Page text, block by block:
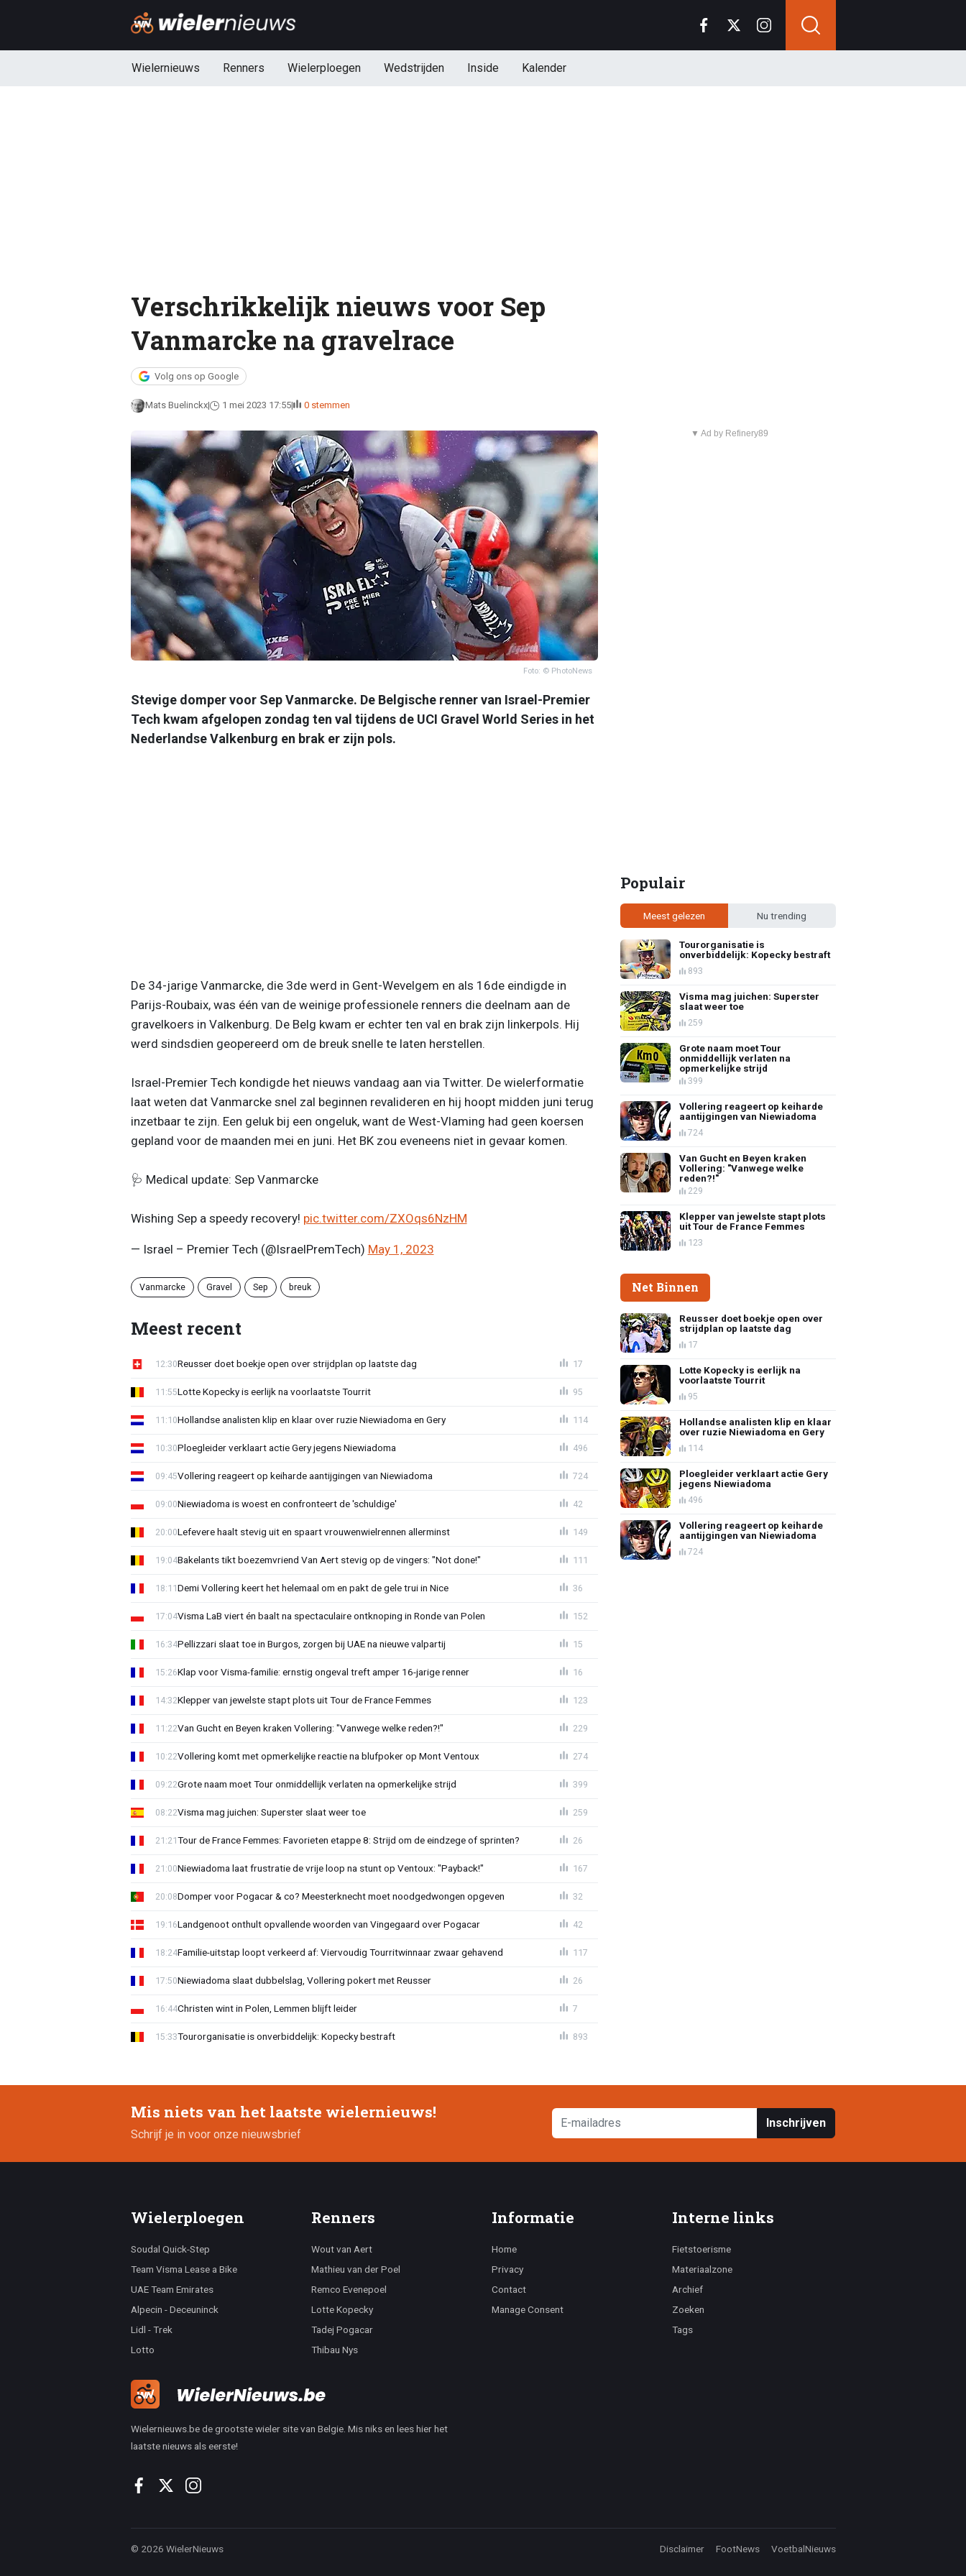
Wielernieuws Renners Wielerploegen Wedstrijden Inside Kalender
Verschrikkelijk nieuws voor Sep
Vanmarcke na gravelrace
Volg ons op Google
Mats Buelinckx 1 mei 2023 17:55 0 stemmen
Foto: © PhotoNews
Stevige domper voor Sep Vanmarcke. De Belgische renner van Israel-Premier
Tech kwam afgelopen zondag ten val tijdens de UCI Gravel World Series in het
Nederlandse Valkenburg en brak er zijn pols.
De 34-jarige Vanmarcke, die 3de werd in Gent-Wevelgem en als 16de eindigde in
Parijs-Roubaix, was één van de weinige professionele renners die deelnam aan de
gravelkoers in Valkenburg. De Belg kwam er echter ten val en brak zijn linkerpols. Hij
werd sindsdien geopereerd om de breuk snelle te laten herstellen.
Israel-Premier Tech kondigde het nieuws vandaag aan via Twitter. De wielerformatie
laat weten dat Vanmarcke snel zal beginnen revalideren en hij hoopt midden juni terug
inzetbaar te zijn. Een geluk bij een ongeluk, want de West-Vlaming had geen koersen
gepland voor de maanden mei en juni. Het BK zou eveneens niet in gevaar komen.
🩺 Medical update: Sep Vanmarcke
Wishing Sep a speedy recovery! pic.twitter.com/ZXOqs6NzHM
— Israel – Premier Tech (@IsraelPremTech) May 1, 2023
Vanmarcke Gravel Sep breuk
Meest recent
Reusser doet boekje open over strijdplan op laatste dag
12:30 17
Lotte Kopecky is eerlijk na voorlaatste Tourrit
11:55 95
Hollandse analisten klip en klaar over ruzie Niewiadoma en Gery
11:10 114
Ploegleider verklaart actie Gery jegens Niewiadoma
10:30 496
Vollering reageert op keiharde aantijgingen van Niewiadoma
09:45 724
Niewiadoma is woest en confronteert de 'schuldige'
09:00 42
Lefevere haalt stevig uit en spaart vrouwenwielrennen allerminst
20:00 149
Bakelants tikt boezemvriend Van Aert stevig op de vingers: "Not done!"
19:04 111
Demi Vollering keert het helemaal om en pakt de gele trui in Nice
18:11 36
Visma LaB viert én baalt na spectaculaire ontknoping in Ronde van Polen
17:04 152
Pellizzari slaat toe in Burgos, zorgen bij UAE na nieuwe valpartij
16:34 15
Klap voor Visma-familie: ernstig ongeval treft amper 16-jarige renner
15:26 16
Klepper van jewelste stapt plots uit Tour de France Femmes
14:32 123
Van Gucht en Beyen kraken Vollering: "Vanwege welke reden?!"
11:22 229
Vollering komt met opmerkelijke reactie na blufpoker op Mont Ventoux
10:22 274
Grote naam moet Tour onmiddellijk verlaten na opmerkelijke strijd
09:22 399
Visma mag juichen: Superster slaat weer toe
08:22 259
Tour de France Femmes: Favorieten etappe 8: Strijd om de eindzege of sprinten?
21:21 26
Niewiadoma laat frustratie de vrije loop na stunt op Ventoux: "Payback!"
21:00 167
Domper voor Pogacar & co? Meesterknecht moet noodgedwongen opgeven
20:08 32
Landgenoot onthult opvallende woorden van Vingegaard over Pogacar
19:16 42
Familie-uitstap loopt verkeerd af: Viervoudig Tourritwinnaar zwaar gehavend
18:24 117
Niewiadoma slaat dubbelslag, Vollering pokert met Reusser
17:50 26
Christen wint in Polen, Lemmen blijft leider
16:44 7
Tourorganisatie is onverbiddelijk: Kopecky bestraft
15:33 893
▼ Ad by Refinery89
Populair
Meest gelezen Nu trending
Tourorganisatie is
onverbiddelijk: Kopecky bestraft
893
Visma mag juichen: Superster
slaat weer toe
259
Grote naam moet Tour
onmiddellijk verlaten na
opmerkelijke strijd
399
Vollering reageert op keiharde
aantijgingen van Niewiadoma
724
Van Gucht en Beyen kraken
Vollering: "Vanwege welke
reden?!"
229
Klepper van jewelste stapt plots
uit Tour de France Femmes
123
Net Binnen
Reusser doet boekje open over
strijdplan op laatste dag
17
Lotte Kopecky is eerlijk na
voorlaatste Tourrit
95
Hollandse analisten klip en klaar
over ruzie Niewiadoma en Gery
114
Ploegleider verklaart actie Gery
jegens Niewiadoma
496
Vollering reageert op keiharde
aantijgingen van Niewiadoma
724
Mis niets van het laatste wielernieuws!
Schrijf je in voor onze nieuwsbrief
Inschrijven
Wielerploegen
Soudal Quick-Step
Team Visma Lease a Bike
UAE Team Emirates
Alpecin - Deceuninck
Lidl - Trek
Lotto
Renners
Wout van Aert
Mathieu van der Poel
Remco Evenepoel
Lotte Kopecky
Tadej Pogacar
Thibau Nys
Informatie
Home
Privacy
Contact
Manage Consent
Interne links
Fietstoerisme
Materiaalzone
Archief
Zoeken
Tags
Wielernieuws.be de grootste wieler site van Belgie. Mis niks en lees hier het
laatste nieuws als eerste!
© 2026 WielerNieuws Disclaimer FootNews VoetbalNieuws